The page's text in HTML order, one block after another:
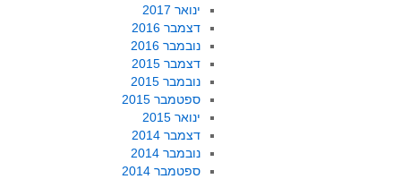
ינואר 2017
דצמבר 2016
נובמבר 2016
דצמבר 2015
נובמבר 2015
ספטמבר 2015
ינואר 2015
דצמבר 2014
נובמבר 2014
ספטמבר 2014